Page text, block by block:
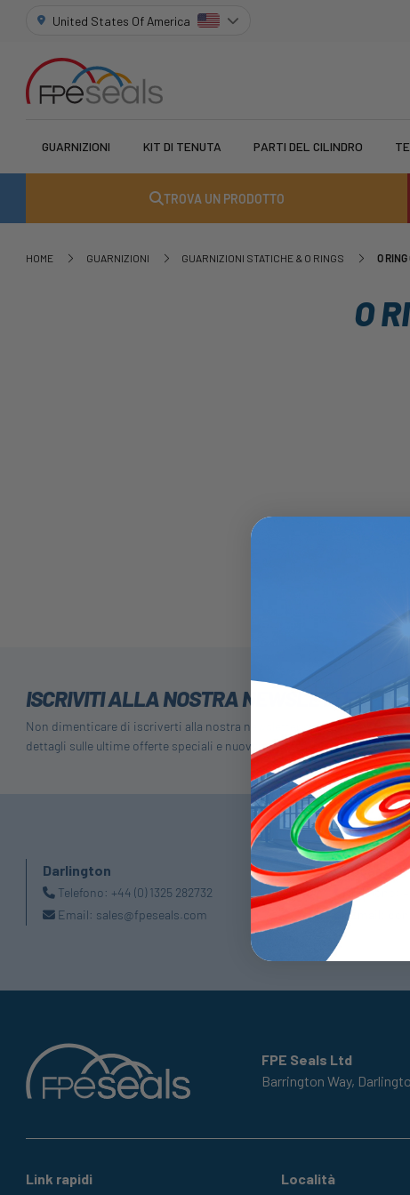
United States Of America
GUARNIZIONI KIT DI TENUTA PARTI DEL CILINDRO
TROVA UN PRODOTTO
HOME GUARNIZIONI GUARNIZIONI STATICHE & O RINGS O
O
ISCRIVITI ALLA NOSTRA NEWSLETTER
Non dimenticare di iscriverti alla nostra newsletter per ricevere
dettagli sulle ultime offerte speciali e nuovi prodotti.
Darlington
Telefono: +44 (0) 1325 282732
Email: sales@fpeseals.com
Doncaster
Telefono:
Email:
FPE Seals Ltd
Barrington Way,
Link rapidi Località